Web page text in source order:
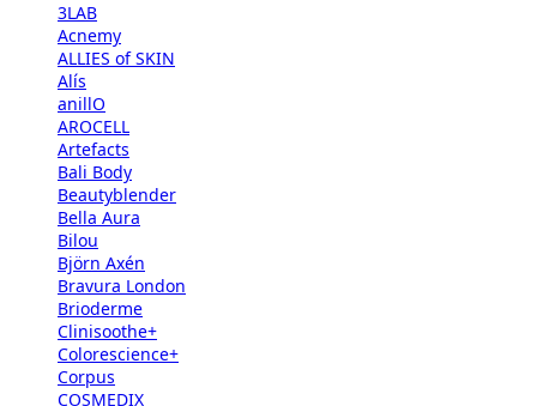
3LAB
Acnemy
ALLIES of SKIN
Alís
anillO
AROCELL
Artefacts
Bali Body
Beautyblender
Bella Aura
Bilou
Björn Axén
Bravura London
Brioderme
Clinisoothe+
Colorescience+
Corpus
COSMEDIX